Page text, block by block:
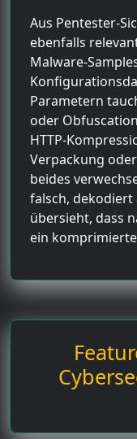
Aus Pentester-
ebenfalls
Malware-
Parametern
oder
HTTP-
Verpackung
beides
falsch, dekodiert
übersieht, dass
ein